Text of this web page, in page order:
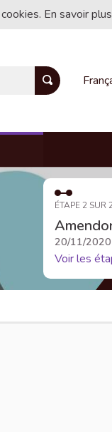
En savoir
ÉTAPE 2 SUR
20/11/
Voir les